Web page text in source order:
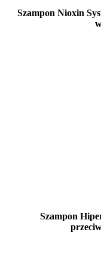
Szampon Nioxin
Szampon